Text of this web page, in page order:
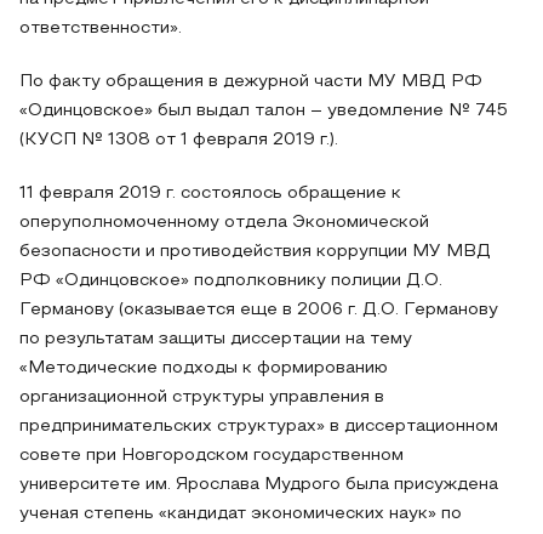
ответственности».
По факту обращения в дежурной части МУ МВД РФ
«Одинцовское» был выдал талон – уведомление № 745
(КУСП № 1308 от 1 февраля 2019 г.).
11 февраля 2019 г. состоялось обращение к
оперуполномоченному отдела Экономической
безопасности и противодействия коррупции МУ МВД
РФ «Одинцовское» подполковнику полиции Д.О.
Германову (оказывается еще в 2006 г. Д.О. Германову
по результатам защиты диссертации на тему
«Методические подходы к формированию
организационной структуры управления в
предпринимательских структурах» в диссертационном
совете при Новгородском государственном
университете им. Ярослава Мудрого была присуждена
ученая степень «кандидат экономических наук» по